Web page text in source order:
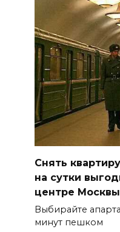
Снять
на сутки
центре Москвы
Выбирайте
минут пешком